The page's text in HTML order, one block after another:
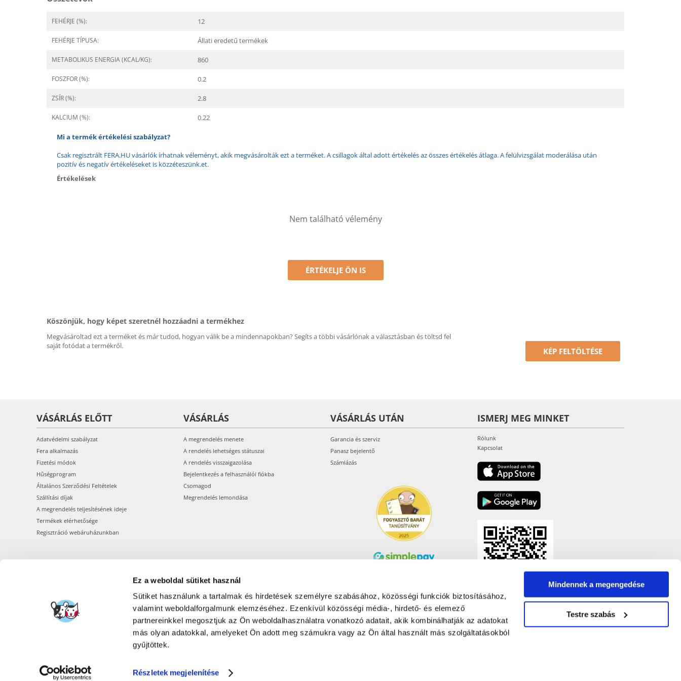
Ez a weboldal sütiket használ
Sütiket használunk a tartalmak és hirdetések személyre szabásához, közösségi funkciók biztosításához,
valamint weboldalforgalmunk elemzéséhez. Ezenkívül közösségi média-, hirdető- és elemező
partnereinkkel megosztjuk az Ön weboldalhasználatra vonatkozó adatait, akik kombinálhatják az adatokat
más olyan adatokkal, amelyeket Ön adott meg számukra vagy az Ön által használt más szolgáltatásokból
gyűjtöttek.
Részletek megjelenítése
Mindennek a megengedése
Testre szabás
FEHÉRJE (%): 12
FEHÉRJE TÍPUSA: Állati eredetű termékek
METABOLIKUS ENERGIA (KCAL/KG): 860
FOSZFOR (%): 0.2
ZSÍR (%): 2.8
KALCIUM (%): 0.22
Mi a termék értékelési szabályzat?
Csak regisztrált FERA.HU vásárlók írhatnak véleményt, akik megvásárolták ezt a terméket. A csillagok által adott értékelés az összes értékelés átlaga. A felülvizsgálat moderálása után
pozitív és negatív értékeléseket is közzéteszünk.et.
Értékelések
Nem található vélemény
ÉRTÉKELJE ÖN IS
Köszönjük, hogy képet szeretnél hozzáadni a termékhez
Megvásároltad ezt a terméket és már tudod, hogyan válik be a mindennapokban? Segíts a többi vásárlónak a választásban és töltsd fel
saját fotódat a termékről.
KÉP FELTÖLTÉSE
VÁSÁRLÁS ELŐTT
Adatvédelmi szabályzat
Fera alkalmazás
Fizetési módok
Hűségprogram
Általános Szerződési Feltételek
Szállítási díjak
A megrendelés teljesítésének ideje
Termékek elérhetősége
Regisztráció webáruházunkban
VÁSÁRLÁS
A megrendelés menete
A rendelés lehetséges státuszai
A rendelés visszaigazolása
Bejelentkezés a felhasználói fiókba
Csomagod
Megrendelés lemondása
VÁSÁRLÁS UTÁN
Garancia és szerviz
Panasz bejelentő
Számlázás
Olcsóbbat.hu – Spórolni
tudni kell
ISMERJ MEG MINKET
Rólunk
Kapcsolat